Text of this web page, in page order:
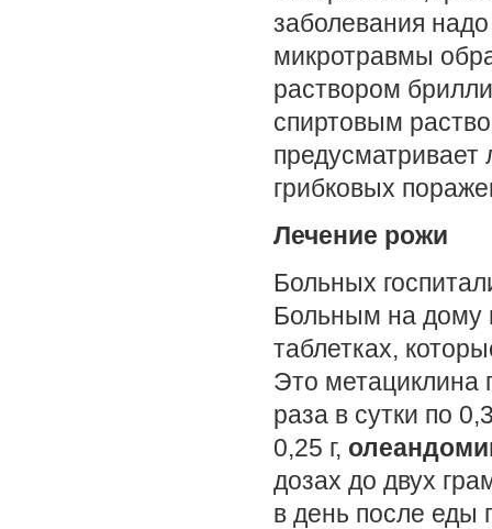
заболевания
микротравмы
раствором
спиртовым
грибковых
Лечение рожи
Больных
Больным на дому
таблетках,
Это метациклина
раза в сутки по
0,25 г,
дозах до двух
в день после еды